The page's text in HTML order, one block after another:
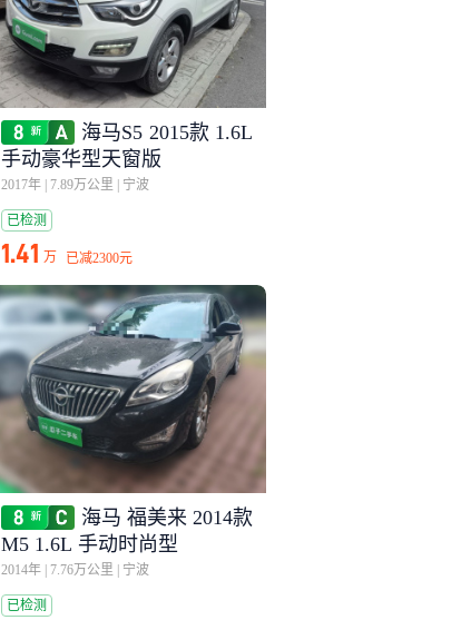
海马S5 2015款 1.6L
手动豪华型天窗版
2017年 7.89万公里 宁波
已检测
1.41 万 已减2300元
海马 福美来 2014款
M5 1.6L 手动时尚型
2014年 7.76万公里 宁波
已检测